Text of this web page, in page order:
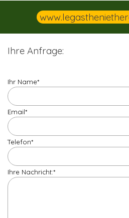
Ihre Anfrage:
Ihr Name*
Email*
Telefon*
Ihre Nachricht:*